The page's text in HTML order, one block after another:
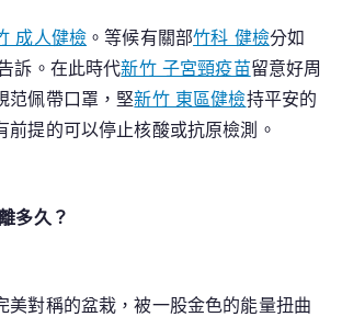
成人健檢 。等候有關部竹科 健檢分如
訴。在此時代新竹 子宮頸疫苗留意好周
范佩帶口罩，堅新竹 東區健檢持平安的
前提的可以停止核酸或抗原檢測。
多久？
美對稱的盆栽，被一股金色的能量扭曲